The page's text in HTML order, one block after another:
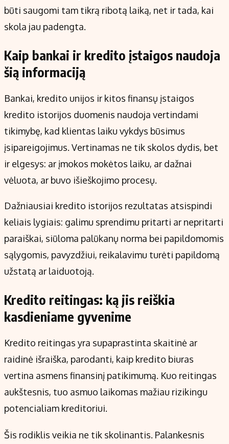
būti saugomi tam tikrą ribotą laiką, net ir tada, kai
skola jau padengta.
Kaip bankai ir kredito įstaigos naudoja
šią informaciją
Bankai, kredito unijos ir kitos finansų įstaigos
kredito istorijos duomenis naudoja vertindami
tikimybę, kad klientas laiku vykdys būsimus
įsipareigojimus. Vertinamas ne tik skolos dydis, bet
ir elgesys: ar įmokos mokėtos laiku, ar dažnai
vėluota, ar buvo išieškojimo procesų.
Dažniausiai kredito istorijos rezultatas atsispindi
keliais lygiais: galimu sprendimu pritarti ar nepritarti
paraiškai, siūloma palūkanų norma bei papildomomis
sąlygomis, pavyzdžiui, reikalavimu turėti papildomą
užstatą ar laiduotoją.
Kredito reitingas: ką jis reiškia
kasdieniame gyvenime
Kredito reitingas yra supaprastinta skaitinė ar
raidinė išraiška, parodanti, kaip kredito biuras
vertina asmens finansinį patikimumą. Kuo reitingas
aukštesnis, tuo asmuo laikomas mažiau rizikingu
potencialiam kreditoriui.
Šis rodiklis veikia ne tik skolinantis. Palankesnis